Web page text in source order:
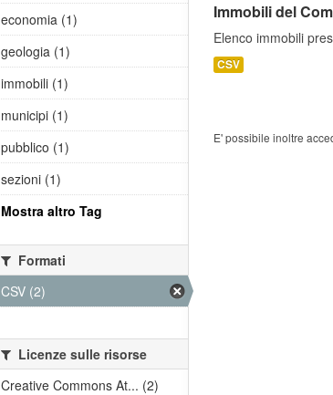
Immobili del
Elenco immobili
CSV
E' possibile inoltre
economia (1)
geologia (1)
immobili (1)
municipi (1)
pubblico (1)
sezioni (1)
Mostra altro Tag
Formati
CSV (2)
Licenze sulle risorse
Creative Commons At... (2)